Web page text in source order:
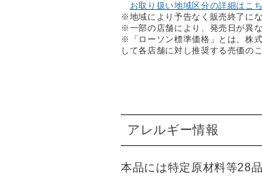
お取り扱い地域区分の詳細はこ
※地域により予告なく販売終了に
※一部の店舗により、発売日が異
※「ローソン標準価格」とは、株
して各店舗に対し推奨する売価の
アレルギー情報
本品には特定原材料等28